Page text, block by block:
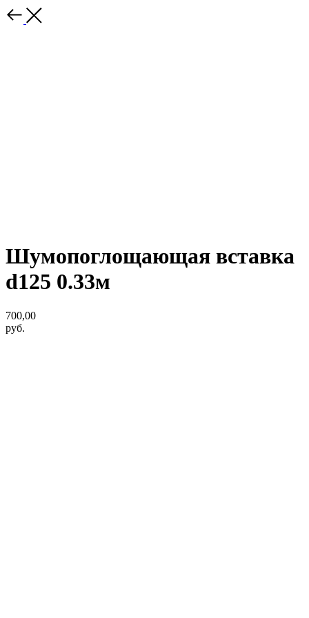
Шумопоглощающая вставка
d125 0.33м
700,00
руб.